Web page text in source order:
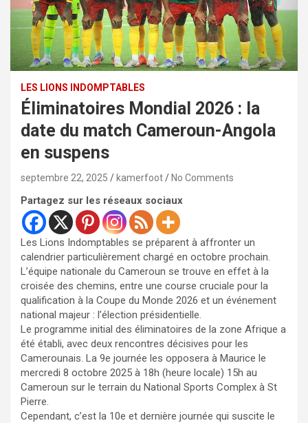
LES LIONS INDOMPTABLES
Éliminatoires Mondial 2026 : la
date du match Cameroun-Angola
en suspens
septembre 22, 2025 kamerfoot No Comments
Partagez sur les réseaux sociaux
Les Lions Indomptables se préparent à affronter un
calendrier particulièrement chargé en octobre prochain.
L’équipe nationale du Cameroun se trouve en effet à la
croisée des chemins, entre une course cruciale pour la
qualification à la Coupe du Monde 2026 et un événement
national majeur : l’élection présidentielle.
​Le programme initial des éliminatoires de la zone Afrique a
été établi, avec deux rencontres décisives pour les
Camerounais. La 9e journée les opposera à Maurice le
mercredi 8 octobre 2025 à 18h (heure locale) 15h au
Cameroun sur le terrain du National Sports Complex à St
Pierre.
​Cependant, c’est la 10e et dernière journée qui suscite le